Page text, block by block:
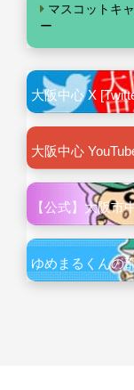
マスコットキ
ー
大阪中心 X
大阪中心
【公式】大阪市
ゆめまるくんの